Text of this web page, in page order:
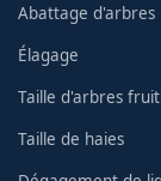
Abattage d'arbres
Élagage
Taille d'arbres
Taille de haies